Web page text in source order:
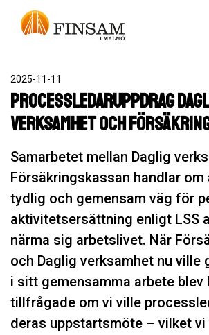
2025-11-11
Processledaruppdrag
verksamhet och
Samarbetet mellan Daglig
Försäkringskassan handlar om
tydlig och gemensam väg för
aktivitetsersättning enligt LSS
närma sig arbetslivet. När
och Daglig verksamhet nu ville
i sitt gemensamma arbete blev
tillfrågade om vi ville
deras uppstartsmöte – vilket